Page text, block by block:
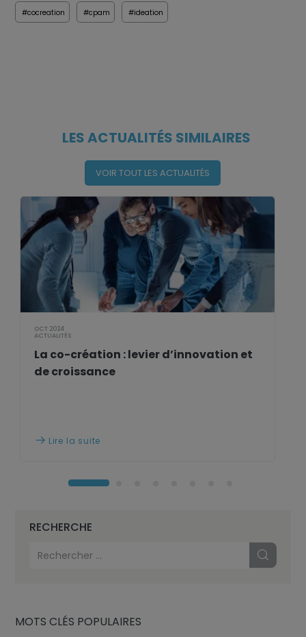
#cocreation #cpam #ideation
LES ACTUALITÉS SIMILAIRES
VOIR TOUT LES ACTUALITÉS
OCT 2024
ACTUALITÉS
La co-création : levier d’innovation et
de croissance
 Lire la suite
RECHERCHE
MOTS CLÉS POPULAIRES